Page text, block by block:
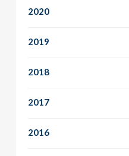
2020
2019
2018
2017
2016